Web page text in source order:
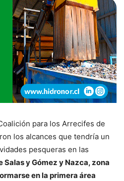
para los Arrecifes de
los alcances que tendría un
pesqueras en las
y Gómez y Nazca, zona
en la primera área